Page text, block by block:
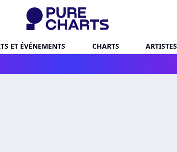
ET ÉVÉNEMENTS CHARTS ARTISTES